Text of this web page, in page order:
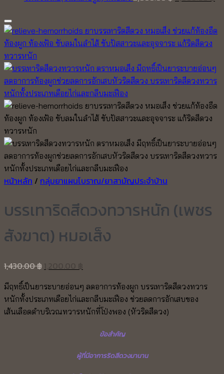
2,300.00 ฿.
หน้าหลัก / กลุ่มยาแผนโบราณ/ยาสามัญประจำบ้าน
บรรเทาริดสีดวงทวารหนัก (เพชร
สังฆาต) หมอเส็ง
1,430.00฿
was:
1,430.00 ฿.
is:
1,200.00 ฿.
มีฤทธิ์เป็นยาระบายอ่อนๆ ลดอาการท้องผูก บรรเทาริดสีดวงทวาร
หนักทั้งประเภทเดือยไก่และกลีบมะเฟือง ช่วยลดการอักเสบของ
เส้นเลือดดำบริเวณทวารหนักที่โป่งพอง (หัวริดสีดวง)
ข้อสำคัญ
ผู้ที่มีอาการริดสีดวงมานาน